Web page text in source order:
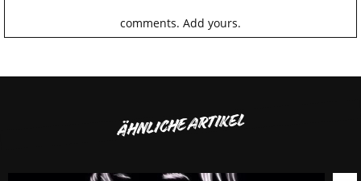
comments. Add yours.
ÄHNLICHE ARTIKEL